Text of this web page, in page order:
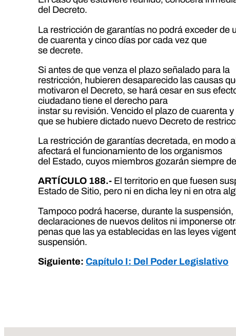
del Decreto.
La restricción de garantías no podrá exceder de
de cuarenta y cinco días por cada vez que
se decrete.
Si antes de que venza el plazo señalado para la
restricción, hubieren desaparecido las causas
motivaron el Decreto, se hará cesar en sus
ciudadano tiene el derecho para
instar su revisión. Vencido el plazo de cuarenta
que se hubiere dictado nuevo Decreto de
La restricción de garantías decretada, en modo
afectará el funcionamiento de los organismos
del Estado, cuyos miembros gozarán siempre
ARTÍCULO 188.- El territorio en que fuesen
Estado de Sitio, pero ni en dicha ley ni en otra
Tampoco podrá hacerse, durante la suspensión,
declaraciones de nuevos delitos ni imponerse
penas que las ya establecidas en las leyes
suspensión.
Siguiente:Capítulo I: Del Poder Legislativo